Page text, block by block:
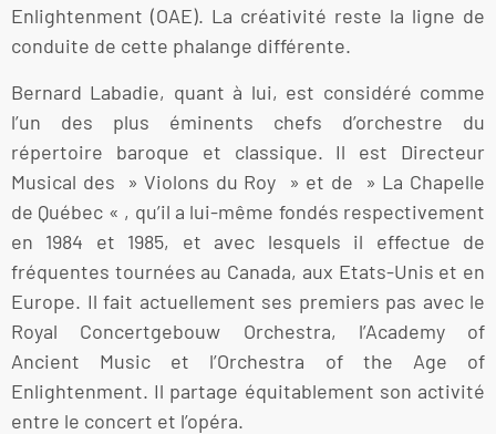
Enlightenment (OAE). La créativité reste la ligne de
conduite de cette phalange différente.
Bernard Labadie, quant à lui, est considéré comme
l’un des plus éminents chefs d’orchestre du
répertoire baroque et classique. Il est Directeur
Musical des » Violons du Roy » et de » La Chapelle
de Québec « , qu’il a lui-même fondés respectivement
en 1984 et 1985, et avec lesquels il effectue de
fréquentes tournées au Canada, aux Etats-Unis et en
Europe. Il fait actuellement ses premiers pas avec le
Royal Concertgebouw Orchestra, l’Academy of
Ancient Music et l’Orchestra of the Age of
Enlightenment. Il partage équitablement son activité
entre le concert et l’opéra.